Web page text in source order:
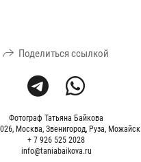
Поделиться ссылкой
Фотограф Татьяна Байкова
Москва, Звенигород, Руза, Можайск
+ 7 926 525 2028
info@taniabaikova.ru